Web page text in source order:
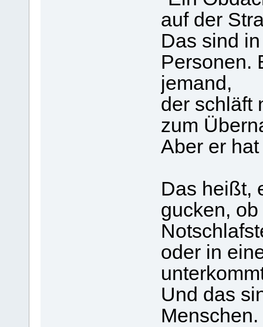
auf der
Das sind
Personen.
jemand,
der schläft
zum
Aber er
Das heißt,
gucken,
oder in
Und das